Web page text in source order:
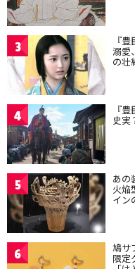
3 『
溺愛
の壮
4 『
史実
5 あの
火焔
イン
6 鳩サ
限定